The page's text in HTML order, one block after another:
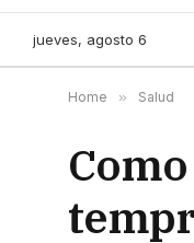
jueves, agosto 6
Home » Salud